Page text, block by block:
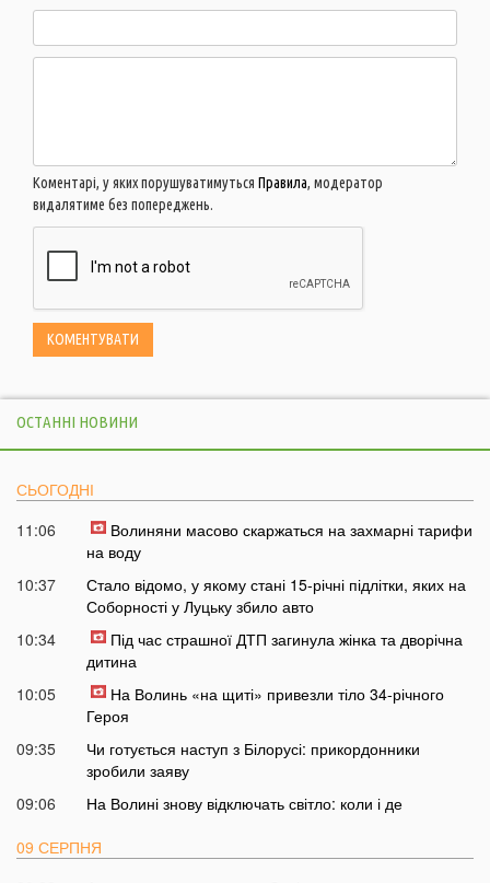
Коментарі, у яких порушуватимуться Правила, модератор
видалятиме без попереджень.
ОСТАННІ НОВИНИ
СЬОГОДНІ
11:06
Волиняни масово скаржаться на захмарні тарифи
на воду
10:37
Стало відомо, у якому стані 15-річні підлітки, яких на
Соборності у Луцьку збило авто
10:34
Під час страшної ДТП загинула жінка та дворічна
дитина
10:05
На Волинь «на щиті» привезли тіло 34-річного
Героя
09:35
Чи готується наступ з Білорусі: прикордонники
зробили заяву
09:06
На Волині знову відключать світло: коли і де
09 СЕРПНЯ